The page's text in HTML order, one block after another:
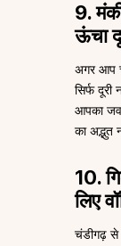
9.
ऊंचा
अगर आप
सिर्फ
आपका
का अद्भुत
10.
लिए
चंडीगढ़ से